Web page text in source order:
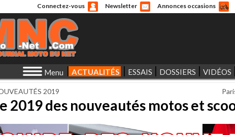
Connectez-vous Newsletter Annonces occasions
Menu ACTUALITÉS ESSAIS DOSSIERS VIDÉOS
2019
2019 des nouveautés motos et